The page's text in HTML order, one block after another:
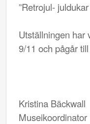
”Retrojul-
Utställningen har
9/11 och pågår
Kristina Bäckwall
Museikoordinator